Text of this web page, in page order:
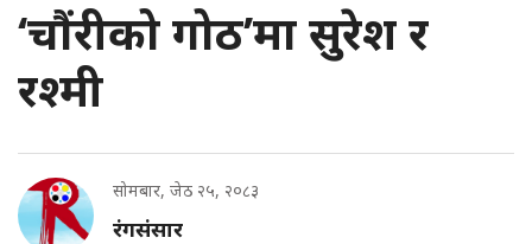
‘चौंरीको गोठ’मा सुरेश र
रश्मी
सोमबार, जेठ २५, २०८३
रंगसंसार